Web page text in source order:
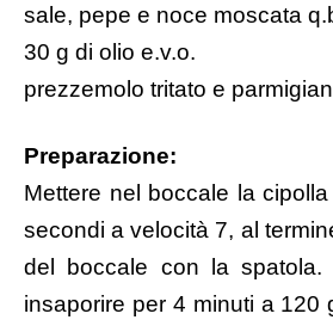
sale, pepe e noce moscata
30 g di olio e.v.o.
prezzemolo tritato e
Preparazione:
Mettere nel boccale la
secondi a velocità 7, al
del boccale con la spatola.
insaporire per 4 minuti a 120